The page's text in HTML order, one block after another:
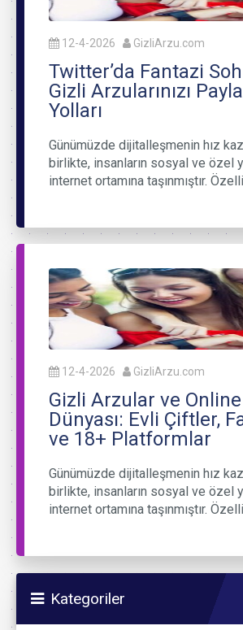
12-4-2026 GizliArzu.com
Twitter’da Fantazi
Gizli Arzularınızı
Yolları
Günümüzde dijitalleşmenin hız
birlikte, insanların sosyal ve özel
internet ortamına taşınmıştır.
12-4-2026 GizliArzu.com
Gizli Arzular ve
Dünyası: Evli Çiftler,
ve 18+ Platformlar
Günümüzde dijitalleşmenin hız
birlikte, insanların sosyal ve özel
internet ortamına taşınmıştır.
Kategoriler